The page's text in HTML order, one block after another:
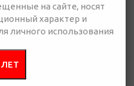
Добавить в
презентацию
на сайте, носят
характер и
личного использования